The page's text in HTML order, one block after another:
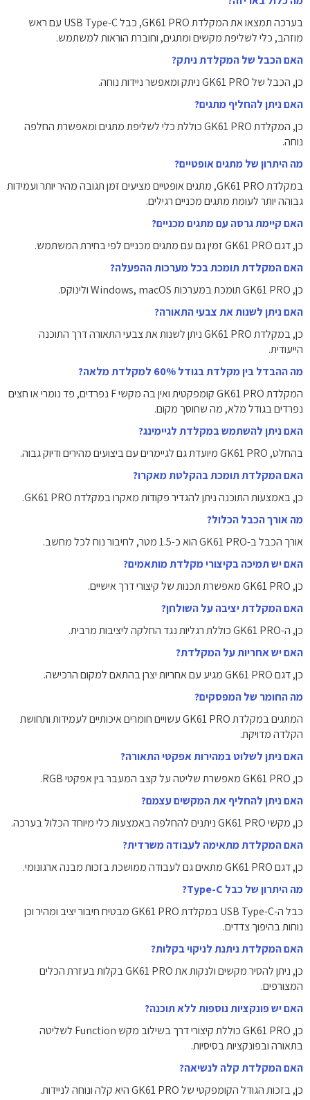
בערכה תמצאו את המקלדת GK61 PRO, כבל USB Type-C עם ראש
מוזהב, כלי לשליפת מקשים ומתגים, וחוברת הוראות למשתמש.
האם הכבל של המקלדת ניתק?
כן, הכבל של GK61 PRO ניתק ומאפשר ניידות נוחה.
האם ניתן להחליף מתגים?
כן, המקלדת GK61 PRO כוללת כלי לשליפת מתגים ומאפשרת החלפה
נוחה.
מה היתרון של מתגים אופטיים?
במקלדת GK61 PRO, מתגים אופטיים מציעים זמן תגובה מהיר יותר ועמידות
גבוהה יותר לעומת מתגים מכניים רגילים.
האם קיימת גרסה עם מתגים מכניים?
כן, דגם GK61 PRO זמין גם עם מתגים מכניים לפי בחירת המשתמש.
האם המקלדת תומכת בכל מערכות ההפעלה?
כן, GK61 PRO תומכת במערכות Windows, macOS ולינוקס.
האם ניתן לשנות את צבעי התאורה?
כן, במקלדת GK61 PRO ניתן לשנות את צבעי התאורה דרך התוכנה
הייעודית.
מה ההבדל בין מקלדת בגודל 60% למקלדת מלאה?
המקלדת GK61 PRO קומפקטית ואין בה מקשי F נפרדים, פד נומרי או חצים
נפרדים בגודל מלא, מה שחוסך מקום.
האם ניתן להשתמש במקלדת לגיימינג?
בהחלט, GK61 PRO מיועדת גם לגיימרים עם ביצועים מהירים ודיוק גבוה.
האם המקלדת תומכת בהקלטת מאקרו?
כן, באמצעות התוכנה ניתן להגדיר פקודות מאקרו במקלדת GK61 PRO.
מה אורך הכבל הכלול?
אורך הכבל ב-GK61 PRO הוא כ-1.5 מטר, לחיבור נוח לכל מחשב.
האם יש תמיכה בקיצורי מקלדת מותאמים?
כן, GK61 PRO מאפשרת תכנות של קיצורי דרך אישיים.
האם המקלדת יציבה על השולחן?
כן, ה-GK61 PRO כוללת רגליות נגד החלקה ליציבות מרבית.
האם יש אחריות על המקלדת?
כן, דגם GK61 PRO מגיע עם אחריות יצרן בהתאם למקום הרכישה.
מה החומר של המפסקים?
המתגים במקלדת GK61 PRO עשויים חומרים איכותיים לעמידות ותחושת
הקלדה מדויקת.
האם ניתן לשלוט במהירות אפקטי התאורה?
כן, GK61 PRO מאפשרת שליטה על קצב המעבר בין אפקטי RGB.
האם ניתן להחליף את המקשים עצמם?
כן, מקשי GK61 PRO ניתנים להחלפה באמצעות כלי מיוחד הכלול בערכה.
האם המקלדת מתאימה לעבודה משרדית?
כן, דגם GK61 PRO מתאים גם לעבודה ממושכת בזכות מבנה ארגונומי.
מה היתרון של כבל Type-C?
כבל ה-USB Type-C במקלדת GK61 PRO מבטיח חיבור יציב ומהיר וכן
נוחות בהיפוך צדדים.
האם המקלדת ניתנת לניקוי בקלות?
כן, ניתן להסיר מקשים ולנקות את GK61 PRO בקלות בעזרת הכלים
המצורפים.
האם יש פונקציות נוספות ללא תוכנה?
כן, GK61 PRO כוללת קיצורי דרך בשילוב מקש Function לשליטה
בתאורה ובפונקציות בסיסיות.
האם המקלדת קלה לנשיאה?
כן, בזכות הגודל הקומפקטי של GK61 PRO היא קלה ונוחה לניידות.